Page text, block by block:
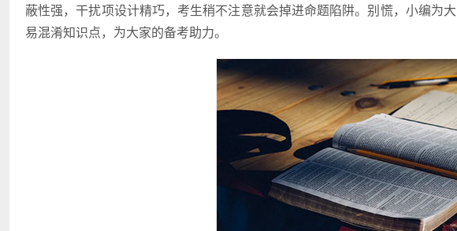
蔽性强，干扰项设计精巧，考生稍不注意就会掉进命题陷阱。别慌，小编为
易混淆知识点，为大家的备考助力。